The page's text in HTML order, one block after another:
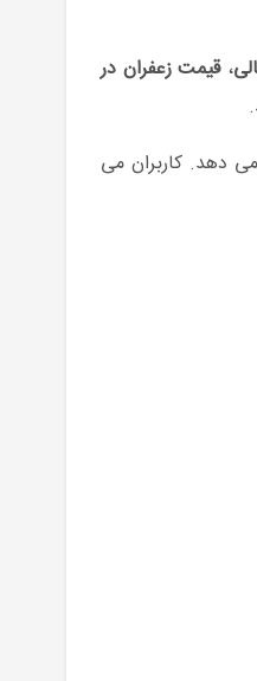
،قیمت زعفران در
دهد. کاربران می